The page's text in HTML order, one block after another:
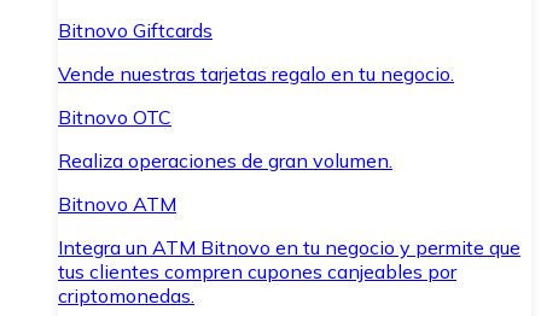
Bitnovo Giftcards
Vende nuestras tarjetas regalo en tu negocio.
Bitnovo OTC
Realiza operaciones de gran volumen.
Bitnovo ATM
Integra un ATM Bitnovo en tu negocio y permite que
tus clientes compren cupones canjeables por
criptomonedas.